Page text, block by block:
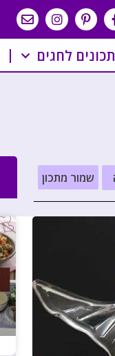
לחגים
שמור מתכון